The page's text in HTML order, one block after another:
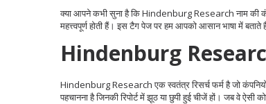
क्या आपने कभी सुना है कि Hindenburg Research नाम की
महत्त्वपूर्ण होती हैं। इस टैग पेज पर हम आपको आसान भाषा में
Hindenburg
Hindenburg Research एक स्वतंत्र रिसर्च फर्म है जो
पहचानना है जिनकी रिपोर्ट में झूठ या छुपी हुई चीजें हों। जब वे